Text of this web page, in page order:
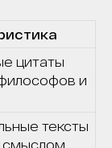
цитаты
и
тексты
смыслом